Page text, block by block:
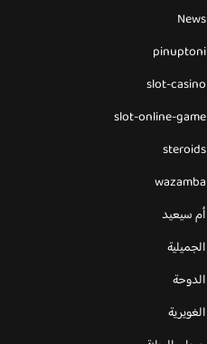
News
pinuptoni
slot-casino
slot-online-game
steroids
wazamba
أم سيعيد
الجميلية
الدوحة
الغويرية